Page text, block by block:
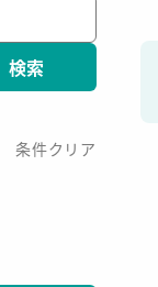
検索
条件クリア